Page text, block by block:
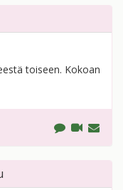
toiseen. Kokoan